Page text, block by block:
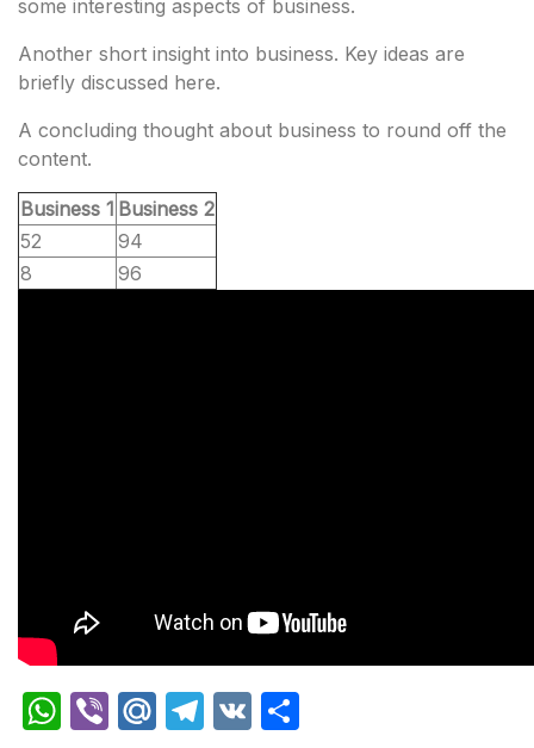
some interesting aspects of business.
Another short insight into business. Key ideas are
briefly discussed here.
A concluding thought about business to round off the
content.
Business 1 Business 2
52
94
8
96
WhatsApp
ViberMail.Ru
Telegram
VK